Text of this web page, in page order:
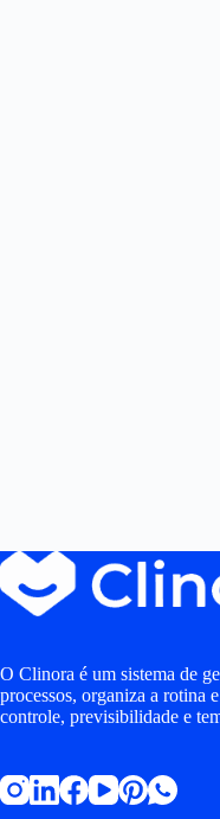
O Clinora é um sistema de
processos, organiza a rotina
controle, previsibilidade e